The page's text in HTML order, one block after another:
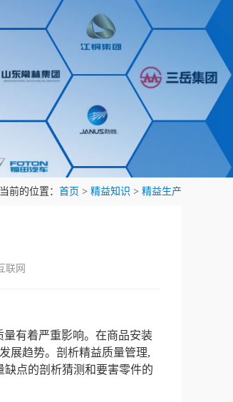
前的位置： 首页 > 精益知识 > 精益生产
网
有着严重影响。在商品安装
展趋势。剖析精益质量管理,
点的剖析猜测和要害零件的